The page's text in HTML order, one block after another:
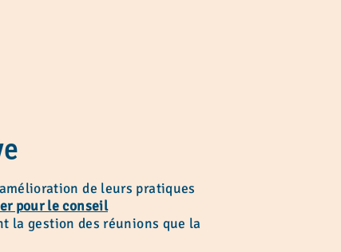
de leurs pratiques
pour le conseil
la gestion des réunions que la